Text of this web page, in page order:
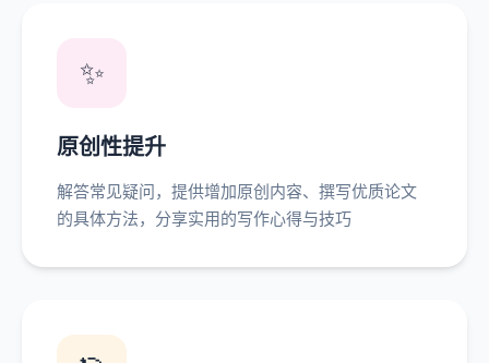
✨
原创性提升
解答常见疑问，提供增加原创内容、撰写优质论文
的具体方法，分享实用的写作心得与技巧